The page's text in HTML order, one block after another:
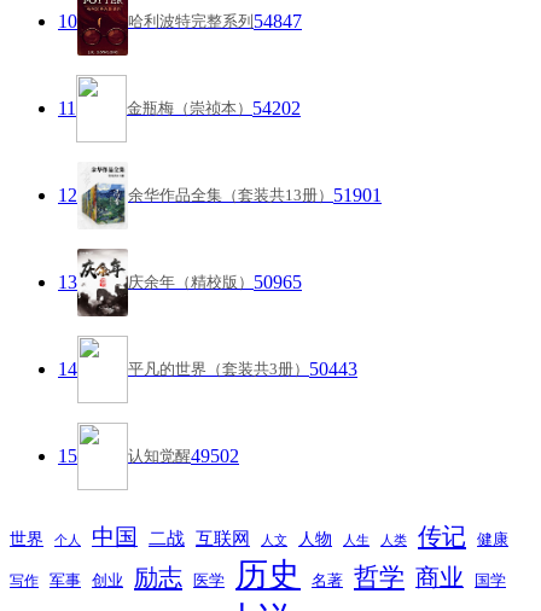
10 哈利波特完整系列 54847
11 金瓶梅（崇祯本） 54202
12 余华作品全集（套装共13册） 51901
13 庆余年（精校版） 50965
14 平凡的世界（套装共3册） 50443
15 认知觉醒49502
世界 个人 中国 二战 互联网 人文 人物 人生 人类 传记 健康
写作 军事 创业 励志 医学 历史 名著 哲学 商业 国学